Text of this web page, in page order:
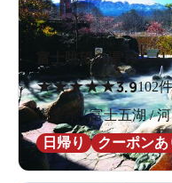
富士眺望の湯 ゆらり
★★★★★3.9102
山梨県 / 富士五湖 /
日帰り
クーポンあ